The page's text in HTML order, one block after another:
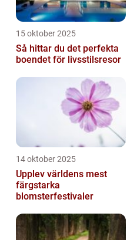
15 oktober 2025
Så hittar du det perfekta
boendet för livsstilsresor
14 oktober 2025
Upplev världens mest
färgstarka
blomsterfestivaler